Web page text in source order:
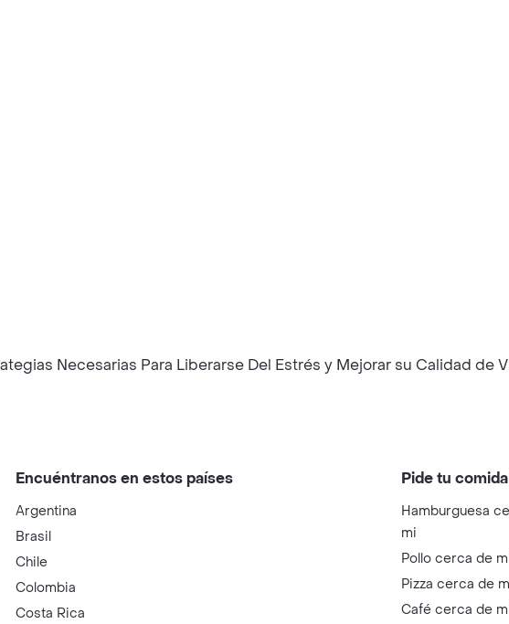
Necesarias Para Liberarse Del Estrés y Mejorar su Calidad de
Encuéntranos en estos países
Argentina
Brasil
Chile
Colombia
Costa Rica
Pide tu
Hamburguesa
mi
Pollo cerca de
Pizza cerca de
Café cerca de